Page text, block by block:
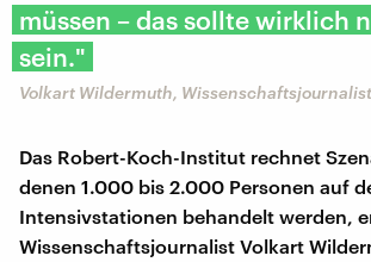
müssen – das sollte wirklich
sein."
Volkart Wildermuth, Wissenschaftsjournalist
Das Robert-Koch-Institut rechnet
denen 1.000 bis 2.000 Personen auf
Intensivstationen behandelt werden,
Wissenschaftsjournalist Volkart